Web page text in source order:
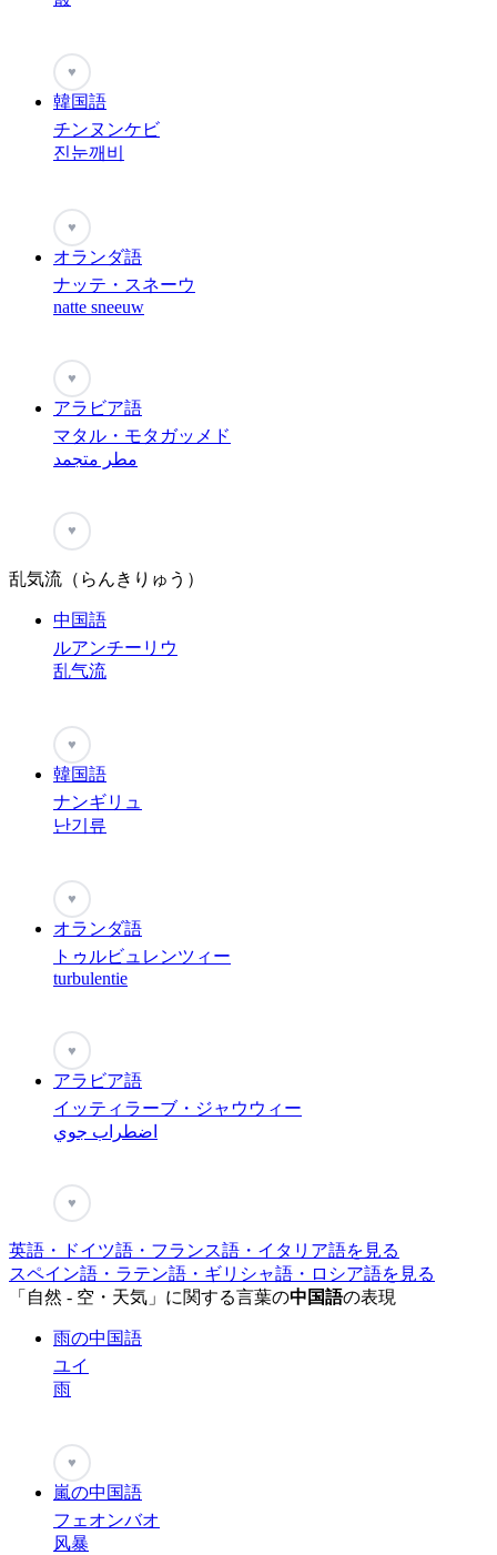
♥
韓国語
チンヌンケビ
진눈깨비
♥
オランダ語
ナッテ・スネーウ
natte sneeuw
♥
アラビア語
マタル・モタガッメド
مطر متجمد
♥
乱気流（らんきりゅう）
中国語
ルアンチーリウ
乱气流
♥
韓国語
ナンギリュ
난기류
♥
オランダ語
トゥルビュレンツィー
turbulentie
♥
アラビア語
イッティラーブ・ジャウウィー
اضطراب جوي
♥
英語・ドイツ語・フランス語・イタリア語を見る
スペイン語・ラテン語・ギリシャ語・ロシア語を見る
「自然 - 空・天気」に関する言葉の中国語の表現
雨の中国語
ユイ
雨
♥
嵐の中国語
フェオンバオ
风暴